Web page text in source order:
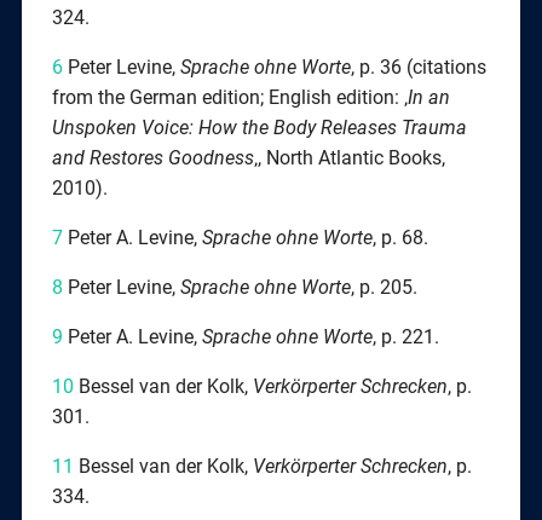
324.
6Peter Levine, Sprache ohne Worte, p. 36 (citations
from the German edition; English edition: ‚In an
Unspoken Voice: How the Body Releases Trauma
and Restores Goodness‚, North Atlantic Books,
2010).
7Peter A. Levine, Sprache ohne Worte, p. 68.
8 Peter Levine, Sprache ohne Worte, p. 205.
9 Peter A. Levine, Sprache ohne Worte, p. 221.
10 Bessel van der Kolk, Verkörperter Schrecken, p.
301.
11 Bessel van der Kolk, Verkörperter Schrecken, p.
334.